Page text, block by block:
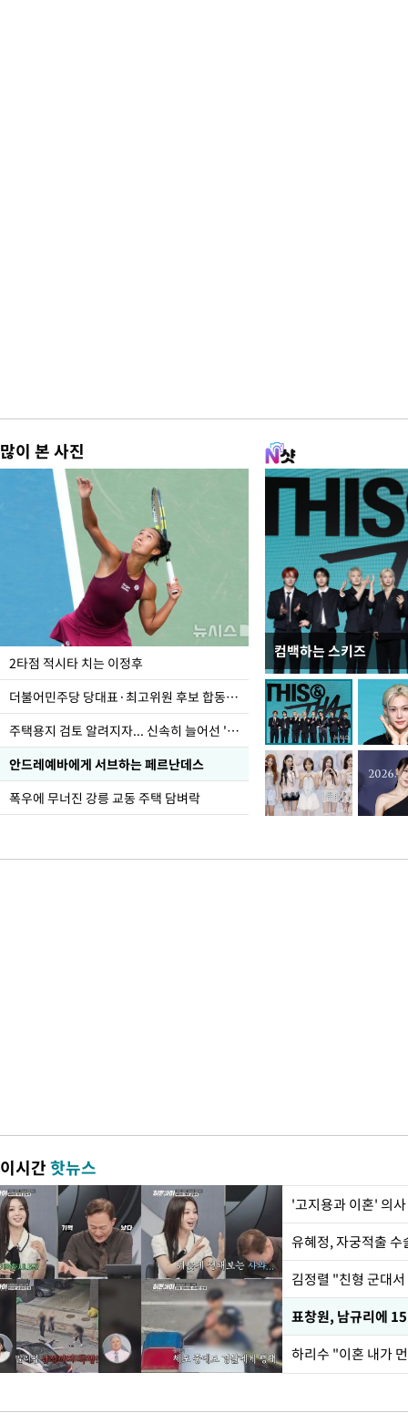
많이 본 사진
2타점 적시타 치는 이정후
더불어민주당 당대표·최고위원 후보 합동연설회
주택용지 검토 알려지자... 신속히 늘어선 '근조화환'
안드레예바에게 서브하는 페르난데스
폭우에 무너진 강릉 교동 주택 담벼락
컴백하는 스키즈
이번주 국회에는 무
이시간핫뉴스
'고지용과 이혼' 의
유혜정, 자궁적출
김정렬 "친형 군대
하리수 "이혼 내가